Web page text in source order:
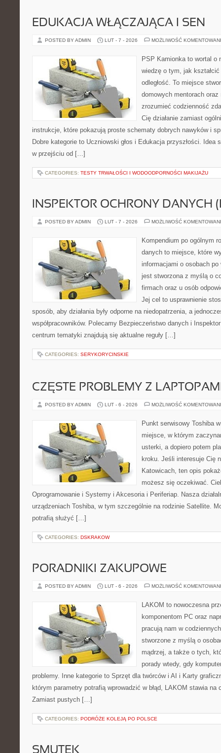
EDUKACJA WŁĄCZAJĄCA I SEN
POSTED BY ADMIN LUT - 7 - 2026 MOŻLIWOŚĆ
PSP Kamionka to wortal o
wiedzę o tym, jak
odległość. To miejsce
domowych mentorach
zrozumieć codzienność
Cię działanie zamiast
instrukcje, które pokazują proste schematy dobrych nawyków i
Dobre kategorie to Uczniowski głos i Edukacja przyszłości. Idea
w przejściu od […]
CATEGORIES: TESTY TRWAŁOŚCI I WODOODPORNOŚCI MAKIJAŻU
INSPEKTOR OCHRONY DANYCH
POSTED BY ADMIN LUT - 7 - 2026 MOŻLIWOŚĆ
Kompendium po ogólnym
danych to miejsce, które
informacjami o osobach
jest stworzona z myślą o
firmach oraz u osób
Jej cel to usprawnienie
sposób, aby działania były odporne na niedopatrzenia, a
współpracowników. Polecamy Bezpieczeństwo danych i
centrum tematyki znajdują się aktualne reguły […]
CATEGORIES: SERYKORYCINSKIE
CZĘSTE PROBLEMY Z
POSTED BY ADMIN LUT - 6 - 2026 MOŻLIWOŚĆ
Punkt serwisowy Toshiba
miejsce, w którym
usterki, a dopiero potem
kroku. Jeśli interesuje Cię
Katowicach, ten opis
możesz się oczekiwać.
Oprogramowanie i Systemy i Akcesoria i Periferiap. Nasza
urządzeniach Toshiba, w tym szczególnie na rodzinie Satellite.
potrafią służyć […]
CATEGORIES: DSKRAKOW
PORADNIKI ZAKUPOWE
POSTED BY ADMIN LUT - 6 - 2026 MOŻLIWOŚĆ
LAKOM to nowoczesna
komponentom PC oraz
pracują nam w
stworzone z myślą o
mądrzej, a także o tych,
porady wtedy, gdy
problemy. Inne kategorie to Sprzęt dla twórców i AI i Karty
którym parametry potrafią wprowadzić w błąd, LAKOM stawia
Zamiast pustych […]
CATEGORIES: PODRÓŻE KOLEJĄ PO POLSCE
SMUTEK